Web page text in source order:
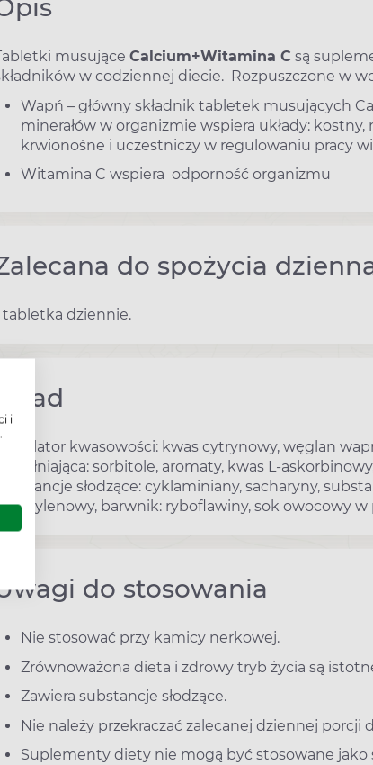
i
musujące Calcium+Witamina C są
w codziennej diecie. Rozpuszczone w
Wapń – główny składnik tabletek musujących
minerałów w organizmie wspiera układy:
krwionośne i uczestniczy w regulowaniu pracy
Witamina C wspiera odporność organizmu
do spożycia
tabletka dziennie.
kwasowości: kwas cytrynowy, węglan
wypełniająca: sorbitole, aromaty, kwas L-
substancje słodzące: cyklaminiany, sacharyny,
barwnik: ryboflawiny, sok owocowy w
do stosowania
Nie stosować przy kamicy nerkowej.
Zrównoważona dieta i zdrowy tryb życia są
Zawiera substancje słodzące.
Nie należy przekraczać zalecanej dziennej porcji
Suplementy diety nie mogą być stosowane